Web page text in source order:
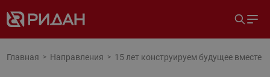
Главная Направления 15 лет конструируем будущее вместе